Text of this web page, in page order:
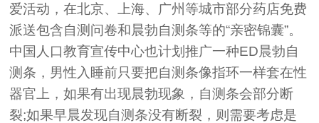
爱活动，在北京、上海、广州等城市部分药店免费
派送包含自测问卷和晨勃自测条等的“亲密锦囊”。
中国人口教育宣传中心也计划推广一种ED晨勃自
测条，男性入睡前只要把自测条像指环一样套在性
器官上，如果有出现晨勃现象，自测条会部分断
裂;如果早晨发现自测条没有断裂，则需要考虑是